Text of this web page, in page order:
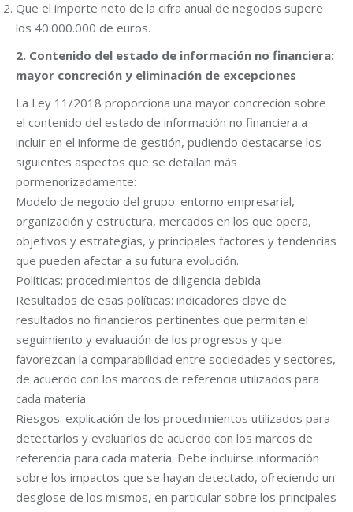
Que el importe neto de la cifra anual de negocios supere
los 40.000.000 de euros.
2. Contenido del estado de información no financiera:
mayor concreción y eliminación de excepciones
La Ley 11/2018 proporciona una mayor concreción sobre
el contenido del estado de información no financiera a
incluir en el informe de gestión, pudiendo destacarse los
siguientes aspectos que se detallan más
pormenorizadamente:
Modelo de negocio del grupo: entorno empresarial,
organización y estructura, mercados en los que opera,
objetivos y estrategias, y principales factores y tendencias
que pueden afectar a su futura evolución.
Políticas: procedimientos de diligencia debida.
Resultados de esas políticas: indicadores clave de
resultados no financieros pertinentes que permitan el
seguimiento y evaluación de los progresos y que
favorezcan la comparabilidad entre sociedades y sectores,
de acuerdo con los marcos de referencia utilizados para
cada materia.
Riesgos: explicación de los procedimientos utilizados para
detectarlos y evaluarlos de acuerdo con los marcos de
referencia para cada materia. Debe incluirse información
sobre los impactos que se hayan detectado, ofreciendo un
desglose de los mismos, en particular sobre los principales